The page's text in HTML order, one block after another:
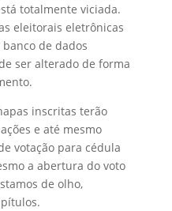
totalmente viciada.
eleitorais eletrônicas
de dados
ser alterado de forma
inscritas terão
e até mesmo
votação para cédula
a abertura do voto
de olho,